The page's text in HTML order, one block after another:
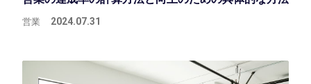
営業 2024.07.31